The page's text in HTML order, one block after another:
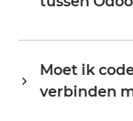
evenredig
bestellingen,
Moet ik
verbinden